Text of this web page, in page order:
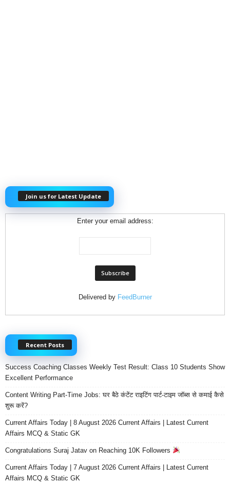
Join us for Latest Update
Enter your email address:
Delivered by FeedBurner
Recent Posts
Success Coaching Classes Weekly Test Result: Class 10 Students Show
Excellent Performance
Content Writing Part-Time Jobs: घर बैठे कंटेंट राइटिंग पार्ट-टाइम जॉब्स से कमाई कैसे
शुरू करें?
Current Affairs Today | 8 August 2026 Current Affairs | Latest Current
Affairs MCQ & Static GK
Congratulations Suraj Jatav on Reaching 10K Followers
Current Affairs Today | 7 August 2026 Current Affairs | Latest Current
Affairs MCQ & Static GK